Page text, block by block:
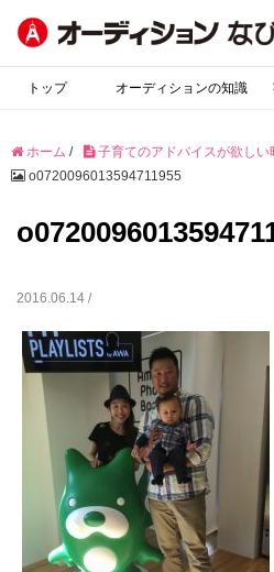
トップ オーディションの知識
ホーム / 子育てのアドバイスが欲し
o0720096013594711955
2016.06.14 /